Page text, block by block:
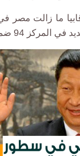
ما زالت مصر
175 دولة في عام 2014.